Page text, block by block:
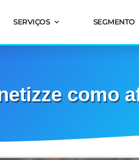
SERVIÇOS SEGMENTO
como